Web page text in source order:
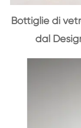
Bottiglie di
dal